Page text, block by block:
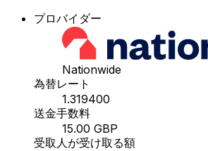
プロバイダー
Nationwide
為替レート
1.319400
送金手数料
15.00 GBP
受取人が受け取る額